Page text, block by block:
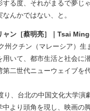
する度、それがまるで夢じ
んかではない、と。
ャン［蔡明亮］｜Tsai
州クチン（マレーシア）生
用いて、都市生活と社会に
第二世代ニューウェイブを
り、台北の中国文化大学演
中より頭角を現し、映画の